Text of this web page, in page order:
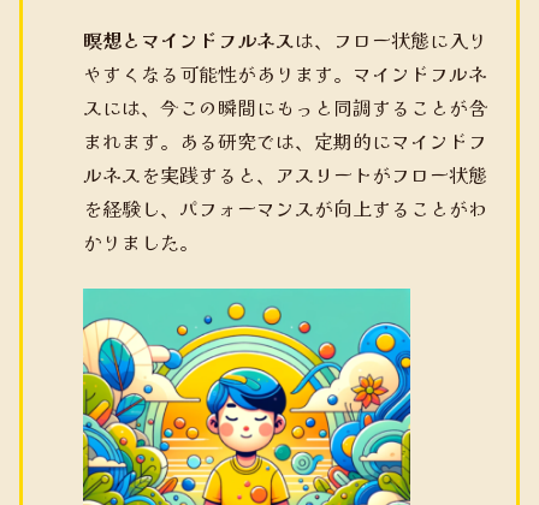
瞑想とマインドフルネスは、フロー状態に入り
やすくなる可能性があります。マインドフルネ
スには、今この瞬間にもっと同調することが含
まれます。ある研究では、定期的にマインドフ
ルネスを実践すると、アスリートがフロー状態
を経験し、パフォーマンスが向上することがわ
かりました。